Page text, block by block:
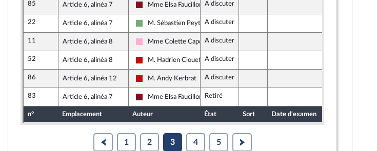
85 Article 6, alinéa 7
Gauche Démocrate et Républicaine
Mme Elsa Faucillon A discuter
22 Article 6, alinéa 7
Écologiste et Social
M. Sébastien PeytavieA discuter
11 Article 6, alinéa 8
Socialistes et apparentés
Mme Colette Capdevielle
A discuter
52 Article 6, alinéa 8
La France insoumise - Nouveau Front Populaire
M. Hadrien Clouet A discuter
86 Article 6, alinéa 12
La France insoumise - Nouveau Front Populaire
M. Andy Kerbrat A discuter
83 Article 6, alinéa 7
Gauche Démocrate et Républicaine
Mme Elsa Faucillon Retiré
n° Emplacement Auteur État Sort Date d'examen
1 2 3 4 5